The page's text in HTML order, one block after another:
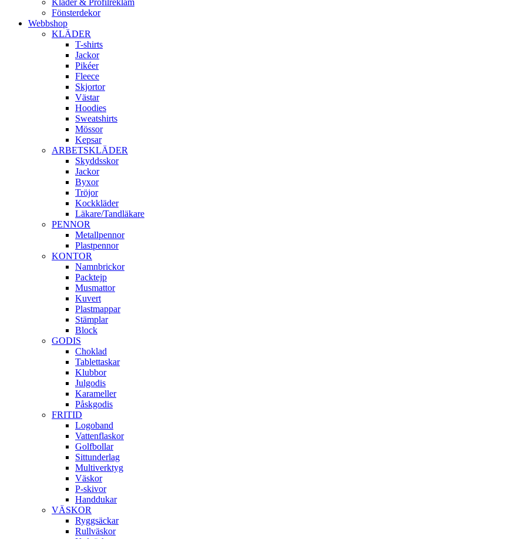
Kläder & Profilreklam
Fönsterdekor
Webbshop
KLÄDER
T-shirts
Jackor
Pikéer
Fleece
Skjortor
Västar
Hoodies
Sweatshirts
Mössor
Kepsar
ARBETSKLÄDER
Skyddsskor
Jackor
Byxor
Tröjor
Kockkläder
Läkare/Tandläkare
PENNOR
Metallpennor
Plastpennor
KONTOR
Namnbrickor
Packtejp
Musmattor
Kuvert
Plastmappar
Stämplar
Block
GODIS
Choklad
Tablettaskar
Klubbor
Julgodis
Karameller
Påskgodis
FRITID
Logoband
Vattenflaskor
Golfbollar
Sittunderlag
Multiverktyg
Väskor
P-skivor
Handdukar
VÄSKOR
Ryggsäckar
Rullväskor